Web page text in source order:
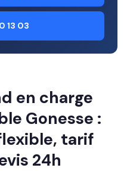
13 03
en charge
Gonesse :
tarif
24h